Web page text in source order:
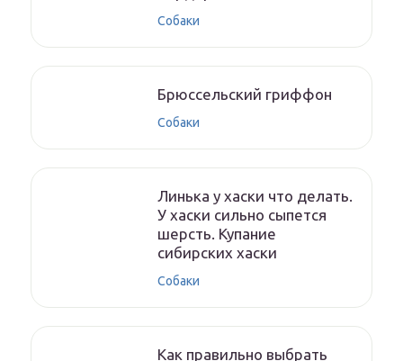
Собаки
Брюссельский гриффон
Собаки
Линька у хаски что делать.
У хаски сильно сыпется
шерсть. Купание
сибирских хаски
Собаки
Как правильно выбрать